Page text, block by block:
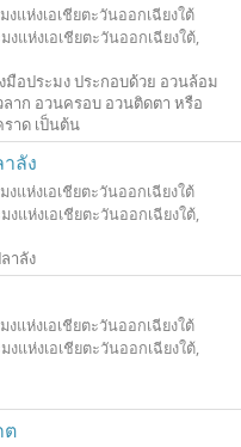
แห่งเอเชียตะวันออกเฉียงใต้
แห่งเอเชียตะวันออกเฉียงใต้,
มือประมง ประกอบด้วย อวนล้อม
าก อวนครอบ อวนติดตา หรือ
าด เป็นต้น
ลัง
แห่งเอเชียตะวันออกเฉียงใต้
แห่งเอเชียตะวันออกเฉียงใต้,
าลัง
แห่งเอเชียตะวันออกเฉียงใต้
แห่งเอเชียตะวันออกเฉียงใต้,
ต